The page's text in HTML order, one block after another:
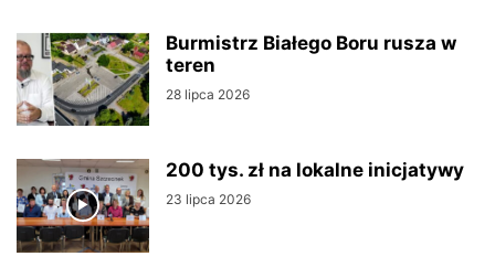
Burmistrz Białego Boru rusza w
teren
28 lipca 2026
200 tys. zł na lokalne inicjatywy
23 lipca 2026